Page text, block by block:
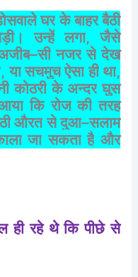
घर केबाहरबैठी
उन्हें लगा,जैसे
–सी नजर से देख
,या सचमुच ऐसा ही था,
कोठरी के अन्दर घुस
कि रोज की तरह
औरत सेदुआ–सलाम
जा सकता है और
ही रहे थे कि पीछे से